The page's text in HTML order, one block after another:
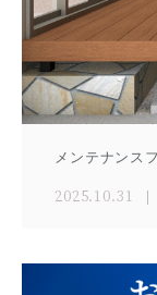
メンテナンス
2025.10.31